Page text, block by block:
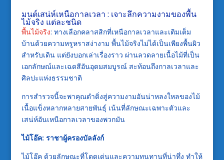
มนต์เสน่ห์เหนือกาลเวลา : เจาะลึกความงามของพื้น
ไม้จริง แต่ละชนิด
พื้นไม้จริง: ทางเลือกคลาสสิกที่เหนือกาลเวลาและเติมเต็ม
บ้านด้วยความหรูหราสง่างาม พื้นไม้จริงไม่ได้เป็นเพียงพื้นผิว
สำหรับเดิน แต่ยังบอกเล่าเรื่องราว ผ่านลวดลายเนื้อไม้ที่เป็น
เอกลักษณ์และเฉดสีอันอุดมสมบูรณ์ สะท้อนถึงกาลเวลาและ
ศิลปะแห่งธรรมชาติ
การสำรวจนี้จะพาคุณดำดิ่งสู่ความงามอันน่าหลงใหลของไม้
เนื้อแข็งหลากหลายสายพันธุ์ เน้นที่ลักษณะเฉพาะตัวและ
เสน่ห์อันเหนือกาลเวลาของพวกมัน
ไม้โอ๊ค: ราชาผู้ครองบัลลังก์
ไม้โอ๊ค ด้วยลักษณะที่โดดเด่นและความทนทานที่น่าทึ่ง ทำให้